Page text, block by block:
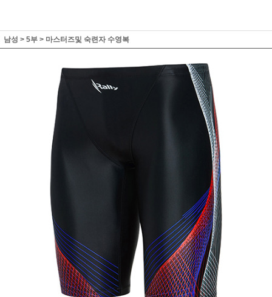
남성 > 5부 > 마스터즈및 숙련자 수영복